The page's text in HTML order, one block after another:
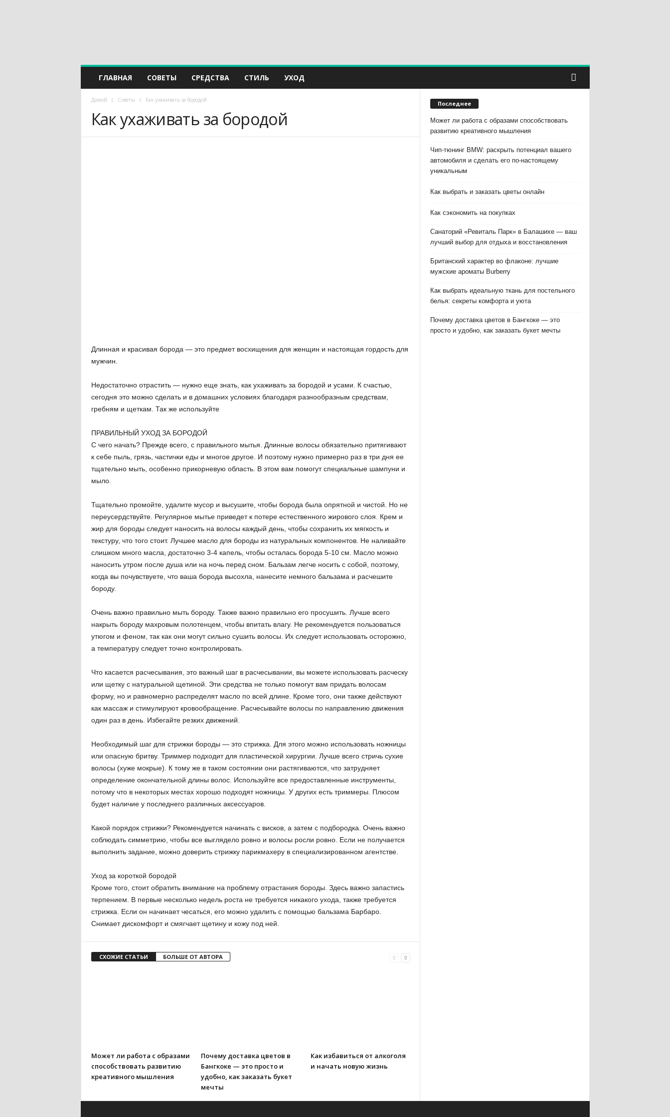
ГЛАВНАЯ СОВЕТЫ СРЕДСТВА СТИЛЬ УХОД
Домой Советы Как ухаживать за бородой
Как ухаживать за бородой
Длинная и красивая борода — это предмет восхищения для женщин и настоящая гордость для
мужчин.
Недостаточно отрастить — нужно еще знать, как ухаживать за бородой и усами. К счастью,
сегодня это можно сделать и в домашних условиях благодаря разнообразным средствам,
гребням и щеткам. Так же используйте
ПРАВИЛЬНЫЙ УХОД ЗА БОРОДОЙ
С чего начать? Прежде всего, с правильного мытья. Длинные волосы обязательно притягивают
к себе пыль, грязь, частички еды и многое другое. И поэтому нужно примерно раз в три дня ее
тщательно мыть, особенно прикорневую область. В этом вам помогут специальные шампуни и
мыло.
Тщательно промойте, удалите мусор и высушите, чтобы борода была опрятной и чистой. Но не
переусердствуйте. Регулярное мытье приведет к потере естественного жирового слоя. Крем и
жир для бороды следует наносить на волосы каждый день, чтобы сохранить их мягкость и
текстуру, что того стоит. Лучшее масло для бороды из натуральных компонентов. Не наливайте
слишком много масла, достаточно 3-4 капель, чтобы осталась борода 5-10 см. Масло можно
наносить утром после душа или на ночь перед сном. Бальзам легче носить с собой, поэтому,
когда вы почувствуете, что ваша борода высохла, нанесите немного бальзама и расчешите
бороду.
Очень важно правильно мыть бороду. Также важно правильно его просушить. Лучше всего
накрыть бороду махровым полотенцем, чтобы впитать влагу. Не рекомендуется пользоваться
утюгом и феном, так как они могут сильно сушить волосы. Их следует использовать осторожно,
а температуру следует точно контролировать.
Что касается расчесывания, это важный шаг в расчесывании, вы можете использовать расческу
или щетку с натуральной щетиной. Эти средства не только помогут вам придать волосам
форму, но и равномерно распределят масло по всей длине. Кроме того, они также действуют
как массаж и стимулируют кровообращение. Расчесывайте волосы по направлению движения
один раз в день. Избегайте резких движений.
Необходимый шаг для стрижки бороды — это стрижка. Для этого можно использовать ножницы
или опасную бритву. Триммер подходит для пластической хирургии. Лучше всего стричь сухие
волосы (хуже мокрые). К тому же в таком состоянии они растягиваются, что затрудняет
определение окончательной длины волос. Используйте все предоставленные инструменты,
потому что в некоторых местах хорошо подходят ножницы. У других есть триммеры. Плюсом
будет наличие у последнего различных аксессуаров.
Какой порядок стрижки? Рекомендуется начинать с висков, а затем с подбородка. Очень важно
соблюдать симметрию, чтобы все выглядело ровно и волосы росли ровно. Если не получается
выполнить задание, можно доверить стрижку парикмахеру в специализированном агентстве.
Уход за короткой бородой
Кроме того, стоит обратить внимание на проблему отрастания бороды. Здесь важно запастись
терпением. В первые несколько недель роста не требуется никакого ухода, также требуется
стрижка. Если он начинает чесаться, его можно удалить с помощью бальзама Барбаро.
Снимает дискомфорт и смягчает щетину и кожу под ней.
СХОЖИЕ СТАТЬИ БОЛЬШЕ ОТ АВТОРА
Может ли работа с образами
способствовать развитию
креативного мышления
Почему доставка цветов в
Бангкоке — это просто и
удобно, как заказать букет
мечты
Как избавиться от алкоголя
и начать новую жизнь
Последнее
Может ли работа с образами способствовать
развитию креативного мышления
Чип-тюнинг BMW: раскрыть потенциал вашего
автомобиля и сделать его по-настоящему
уникальным
Как выбрать и заказать цветы онлайн
Как сэкономить на покупках
Санаторий «Ревиталь Парк» в Балашихе — ваш
лучший выбор для отдыха и восстановления
Британский характер во флаконе: лучшие
мужские ароматы Burberry
Как выбрать идеальную ткань для постельного
белья: секреты комфорта и уюта
Почему доставка цветов в Бангкоке — это
просто и удобно, как заказать букет мечты